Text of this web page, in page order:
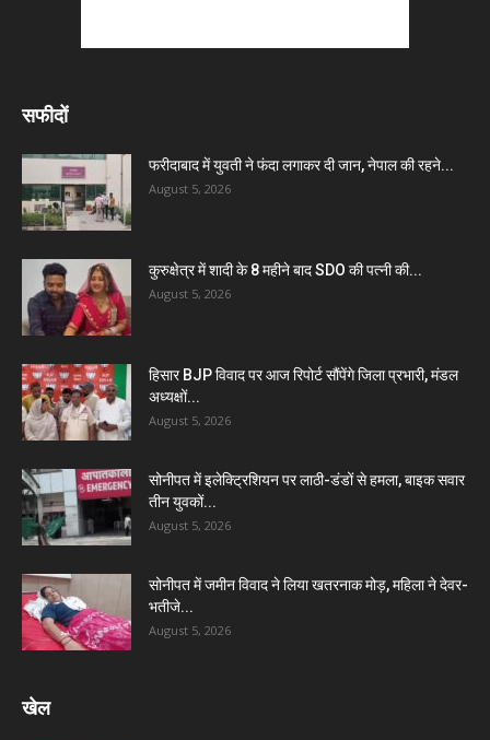
सफीदों
फरीदाबाद में युवती ने फंदा लगाकर दी जान, नेपाल की रहने...
August 5, 2026
कुरुक्षेत्र में शादी के 8 महीने बाद SDO की पत्नी की...
August 5, 2026
हिसार BJP विवाद पर आज रिपोर्ट सौंपेंगे जिला प्रभारी, मंडल
अध्यक्षों...
August 5, 2026
सोनीपत में इलेक्ट्रिशियन पर लाठी-डंडों से हमला, बाइक सवार
तीन युवकों...
August 5, 2026
सोनीपत में जमीन विवाद ने लिया खतरनाक मोड़, महिला ने देवर-
भतीजे...
August 5, 2026
खेल